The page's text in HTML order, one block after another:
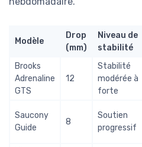
Modèle
Drop
(mm)
Niveau de
stabilité
Brooks
Adrenaline
GTS
12
Stabilité
modérée à
forte
Saucony
Guide
8
Soutien
progressif